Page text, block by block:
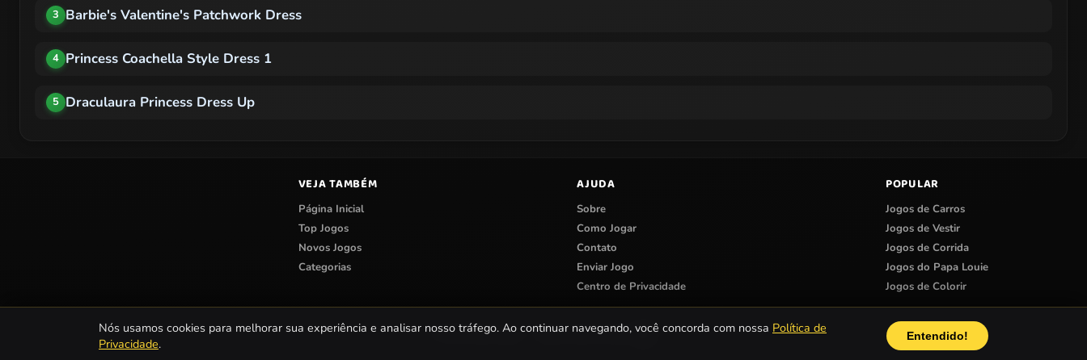
3 Barbie's Valentine's Patchwork Dress
4 Princess Coachella Style Dress 1
5 Draculaura Princess Dress Up
VEJA TAMBÉM
Página Inicial
Top Jogos
Novos Jogos
Categorias
AJUDA
Sobre
Como Jogar
Contato
Enviar Jogo
Centro de Privacidade
POPULAR
Jogos de Carros
Jogos de Vestir
Jogos de Corrida
Jogos do Papa Louie
Jogos de Colorir
© 2026 Papa Jogos — Jogos Online Grátis.
Nós usamos cookies para melhorar sua experiência e analisar nosso tráfego. Ao continuar navegando, você concorda com nossa Política de
Privacidade. Entendido!